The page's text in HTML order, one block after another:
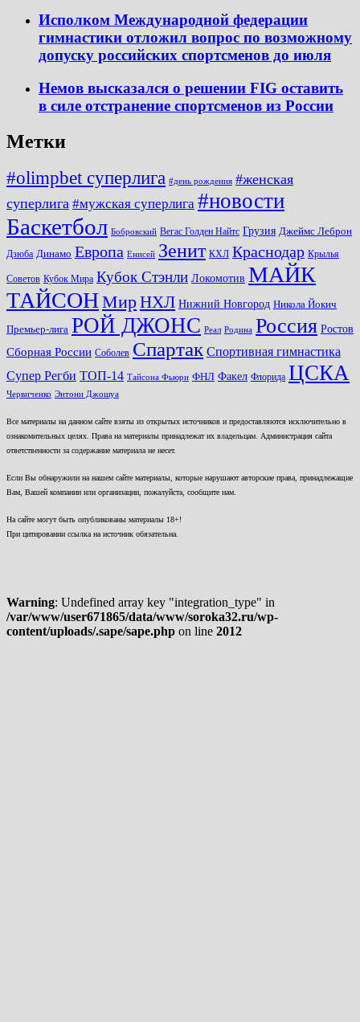
Исполком Международной федерации
гимнастики отложил вопрос по возможному
допуску российских спортсменов до июля
Немов высказался о решении FIG оставить
в силе отстранение спортсменов из России
Метки
#olimpbet суперлига #день рождения #женская
суперлига #мужская суперлига #новости
Баскетбол Бобровский Вегас Голден Найтс Грузия Джеймс Леброн
Дзюба Динамо Европа Енисей Зенит КХЛ Краснодар Крылья
Советов Кубок Мира Кубок Стэнли Локомотив МАЙК
ТАЙСОНМирНХЛ Нижний Новгород Никола Йокич
Премьер-лига РОЙ ДЖОНС Реал Родина Россия Ростов
Сборная России Соболев Спартак Спортивная гимнастика
Супер Регби ТОП-14 Тайсона Фьюри ФНЛ Факел Флорида ЦСКА
Червиченко Энтони Джошуа
Все материалы на данном сайте взяты из открытых источников и предоставляются исключительно в
ознакомительных целях. Права на материалы принадлежат их владельцам. Администрация сайта
ответственности за содержание материала не несет.
Если Вы обнаружили на нашем сайте материалы, которые нарушают авторские права, принадлежащие
Вам, Вашей компании или организации, пожалуйста, сообщите нам.
На сайте могут быть опубликованы материалы 18+!
При цитировании ссылка на источник обязательна.
Warning: Undefined array key "integration_type" in
/var/www/user671865/data/www/soroka32.ru/wp-
content/uploads/.sape/sape.php on line 2012